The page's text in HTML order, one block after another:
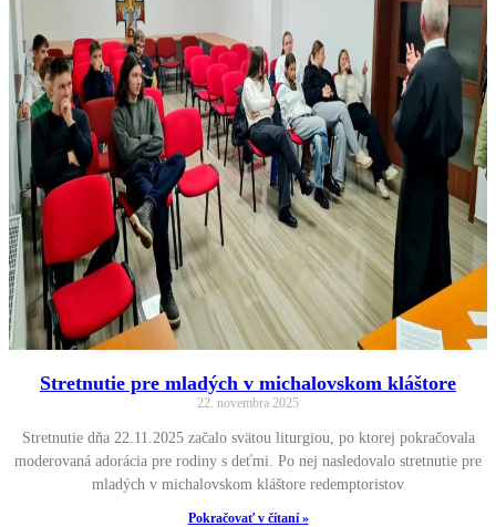
Stretnutie pre mladých v michalovskom kláštore
22. novembra 2025
Stretnutie dňa 22.11.2025 začalo svätou liturgiou, po ktorej pokračovala
moderovaná adorácia pre rodiny s deťmi. Po nej nasledovalo stretnutie pre
mladých v michalovskom kláštore redemptoristov
Pokračovať v čítaní »